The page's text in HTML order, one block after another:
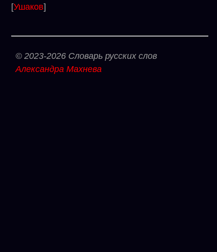
[Ушаков]
© 2023-2026 Словарь русских слов
Александра Махнева